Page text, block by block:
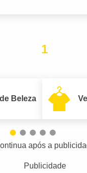
1
Beleza
após a
Publicidade